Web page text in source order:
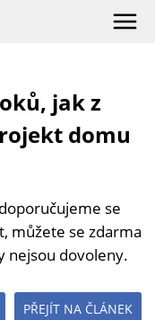
jak z
domu
se
můžete se zdarma
nejsou dovoleny.
PŘEJÍT NA ČLÁNEK